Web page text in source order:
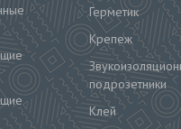
Герметик
Крепеж
подрозетники
Клей